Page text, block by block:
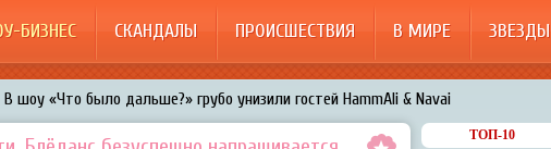
БИЗНЕС СКАНДАЛЫ ПРОИСШЕСТВИЯ В МИРЕ ЗВЕЗДЫ
В шоу «Что было дальше?» грубо унизили гостей HammAli & Navai
Авербух зарождает в Бузовой новый комплекс на «Ледниковом периоде»
ТОП-10